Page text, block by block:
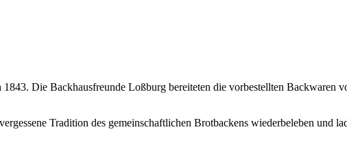
Die Backhausfreunde Loßburg bereiteten die vorbestellten Backwaren
Tradition des gemeinschaftlichen Brotbackens wiederbeleben und